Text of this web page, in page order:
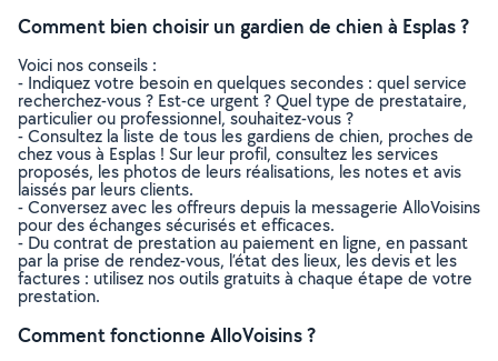
Comment bien choisir un gardien de chien à Esplas ?
Voici nos conseils :
- Indiquez votre besoin en quelques secondes : quel service
recherchez-vous ? Est-ce urgent ? Quel type de prestataire,
particulier ou professionnel, souhaitez-vous ?
- Consultez la liste de tous les gardiens de chien, proches de
chez vous à Esplas ! Sur leur profil, consultez les services
proposés, les photos de leurs réalisations, les notes et avis
laissés par leurs clients.
- Conversez avec les offreurs depuis la messagerie AlloVoisins
pour des échanges sécurisés et efficaces.
- Du contrat de prestation au paiement en ligne, en passant
par la prise de rendez-vous, l’état des lieux, les devis et les
factures : utilisez nos outils gratuits à chaque étape de votre
prestation.
Comment fonctionne AlloVoisins ?